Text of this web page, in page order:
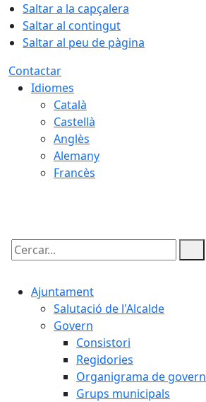
Saltar a la capçalera
Saltar al contingut
Saltar al peu de pàgina
Contactar
Idiomes
Català
Castellà
Anglès
Alemany
Francès
Cercar:
Ajuntament
Salutació de l'Alcalde
Govern
Consistori
Regidories
Organigrama de govern
Grups municipals